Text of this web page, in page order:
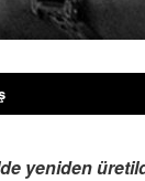
yeniden